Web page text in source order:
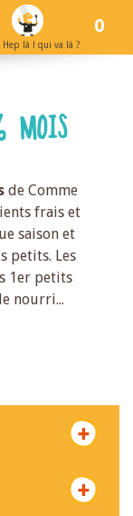
Hep là ! qui va là ?
0
MOIS
de Comme
frais et
saison et
petits. Les
1er petits
nourri...